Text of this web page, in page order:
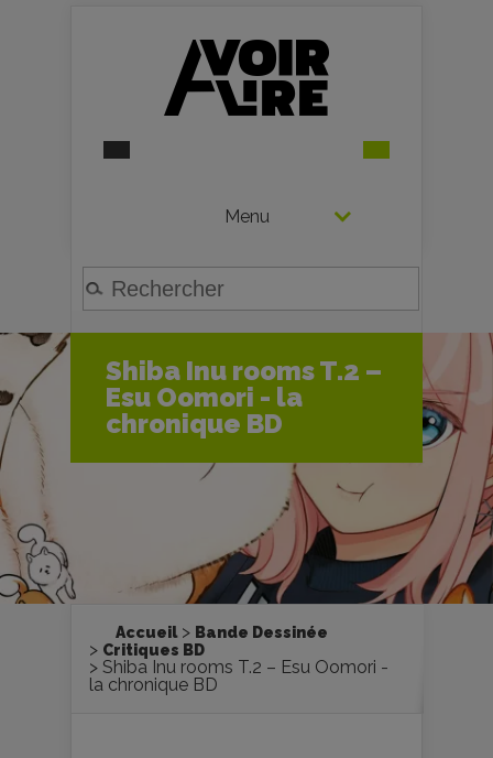
Menu
Shiba Inu rooms T.2 –
Esu Oomori - la
chronique BD
Accueil
Bande Dessinée
Critiques BD
Shiba Inu rooms T.2 – Esu Oomori -
la chronique BD